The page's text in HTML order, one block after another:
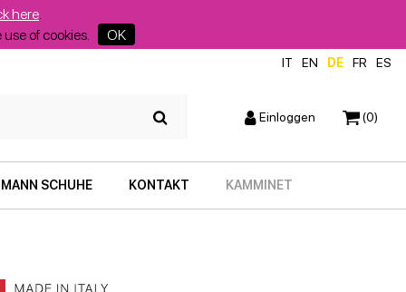
here.
of cookies.
OK
IT EN DE FR ES
Einloggen (0)
MANN SCHUHE KONTAKT KAMMINET